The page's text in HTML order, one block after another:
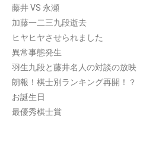
藤井 VS 永瀬
加藤一二三九段逝去
ヒヤヒヤさせられました
異常事態発生
羽生九段と藤井名人の対談の放映
朗報！棋士別ランキング再開！？
お誕生日
最優秀棋士賞